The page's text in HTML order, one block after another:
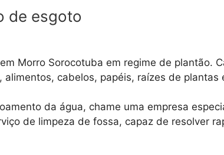
de esgoto
Morro Sorocotuba em regime de plantão.
cabelos, papéis, raízes de plantas
da água, chame uma empresa
de limpeza de fossa, capaz de resolver